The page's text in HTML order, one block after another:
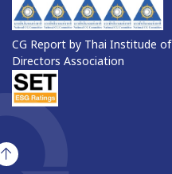
CG Report by Thai Institude of
Directors Association